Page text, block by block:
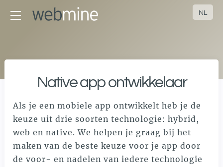
Hart Island
TypeTopia
Blink Educatie
Calibris
NL
Native app ontwikkelaar
Als je een mobiele app ontwikkelt heb je de
keuze uit drie soorten technologie: hybrid,
web en native. We helpen je graag bij het
maken van de beste keuze voor je app door
de voor- en nadelen van iedere technologie